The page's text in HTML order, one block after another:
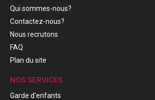
Qui sommes-nous?
Contactez-nous?
Nous recrutons
FAQ
Plan du site
NOS SERVICES
Garde d'enfants